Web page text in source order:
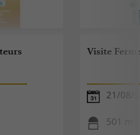
Visite
21/08/
501 m -